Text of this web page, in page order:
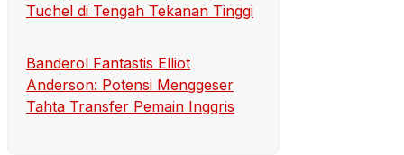
Tuchel di Tengah Tekanan Tinggi
Banderol Fantastis Elliot
Anderson: Potensi Menggeser
Tahta Transfer Pemain Inggris